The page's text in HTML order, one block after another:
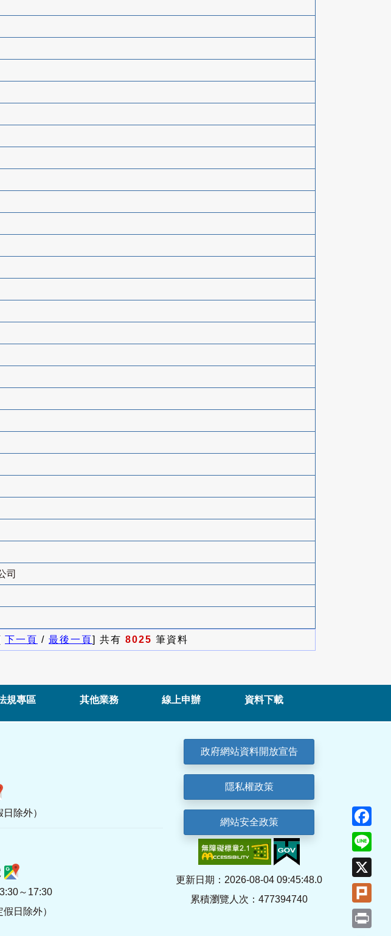
司
下一頁 / 最後一頁] 共有 8025 筆資料
規專區 其他業務 線上申辦 資料下載
除外）
～17:30
日除外）
政府網站資料開放宣告
隱私權政策
網站安全政策
更新日期：2026-08-04 09:45:48.0
累積瀏覽人次：477394740